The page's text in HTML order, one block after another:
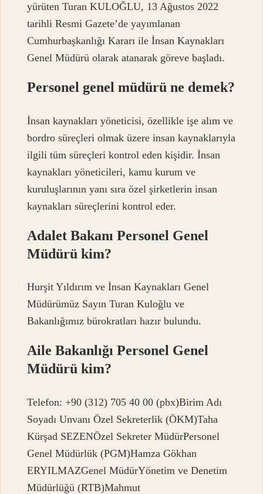
yürüten Turan KULOĞLU, 13 Ağustos 2022
tarihli Resmi Gazete’de yayımlanan
Cumhurbaşkanlığı Kararı ile İnsan Kaynakları
Genel Müdürü olarak atanarak göreve başladı.
Personel genel müdürü ne demek?
İnsan kaynakları yöneticisi, özellikle işe alım ve
bordro süreçleri olmak üzere insan kaynaklarıyla
ilgili tüm süreçleri kontrol eden kişidir. İnsan
kaynakları yöneticileri, kamu kurum ve
kuruluşlarının yanı sıra özel şirketlerin insan
kaynakları süreçlerini kontrol eder.
Adalet Bakanı Personel Genel
Müdürü kim?
Hurşit Yıldırım ve İnsan Kaynakları Genel
Müdürümüz Sayın Turan Kuloğlu ve
Bakanlığımız bürokratları hazır bulundu.
Aile Bakanlığı Personel Genel
Müdürü kim?
Telefon: +90 (312) 705 40 00 (pbx)Birim Adı
Soyadı Unvanı Özel Sekreterlik (ÖKM)Taha
Kürşad SEZENÖzel Sekreter MüdürPersonel
Genel Müdürlük (PGM)Hamza Gökhan
ERYILMAZGenel MüdürYönetim ve Denetim
Müdürlüğü (RTB)Mahmut